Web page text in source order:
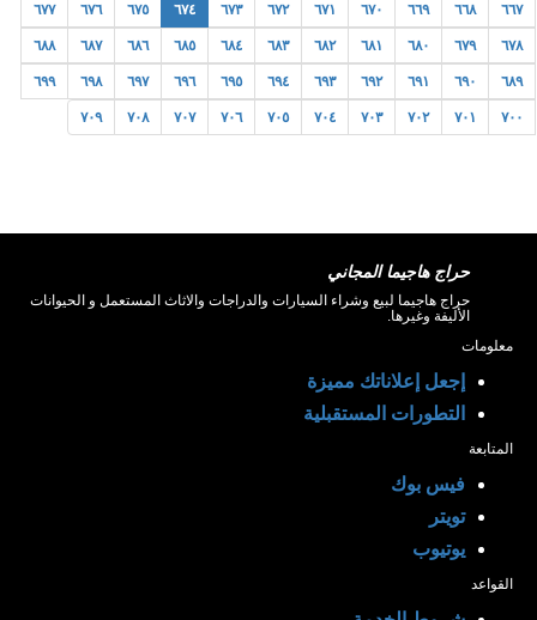
٦٦٧ ٦٦٨ ٦٦٩ ٦٧٠ ٦٧١ ٦٧٢ ٦٧٣ ٦٧٤ ٦٧٥ ٦٧٦ ٦٧٧
٦٧٨ ٦٧٩ ٦٨٠ ٦٨١ ٦٨٢ ٦٨٣ ٦٨٤ ٦٨٥ ٦٨٦ ٦٨٧ ٦٨٨
٦٨٩ ٦٩٠ ٦٩١ ٦٩٢ ٦٩٣ ٦٩٤ ٦٩٥ ٦٩٦ ٦٩٧ ٦٩٨ ٦٩٩
٧٠٠ ٧٠١ ٧٠٢ ٧٠٣ ٧٠٤ ٧٠٥ ٧٠٦ ٧٠٧ ٧٠٨ ٧٠٩
حراج هاجيما المجاني
حراج هاجيما لبيع وشراء السيارات والدراجات والاثاث المستعمل و الحيوانات
الأليفة وغيرها.
معلومات
إجعل إعلاناتك مميزة
التطورات المستقبلية
المتابعة
فيس بوك
تويتر
يوتيوب
القواعد